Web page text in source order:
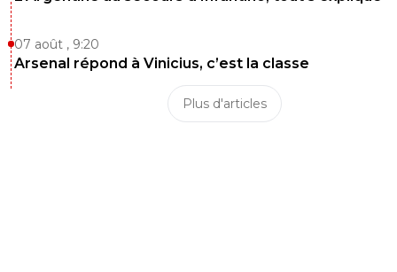
07 août , 9:20
Arsenal répond à Vinicius, c’est la classe
Plus d'articles